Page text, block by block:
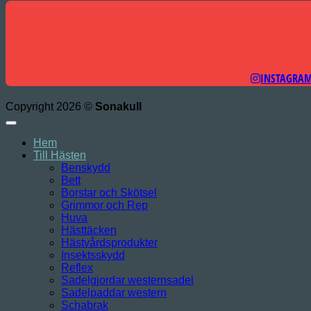
Copyright 2026 © Sonakull
Hem
Till Hästen
Benskydd
Bett
Borstar och Skötsel
Grimmor och Rep
Huva
Hästtäcken
Hästvårdsprodukter
Insektsskydd
Reflex
Sadelgjordar westernsadel
Sadelpaddar western
Schabrak